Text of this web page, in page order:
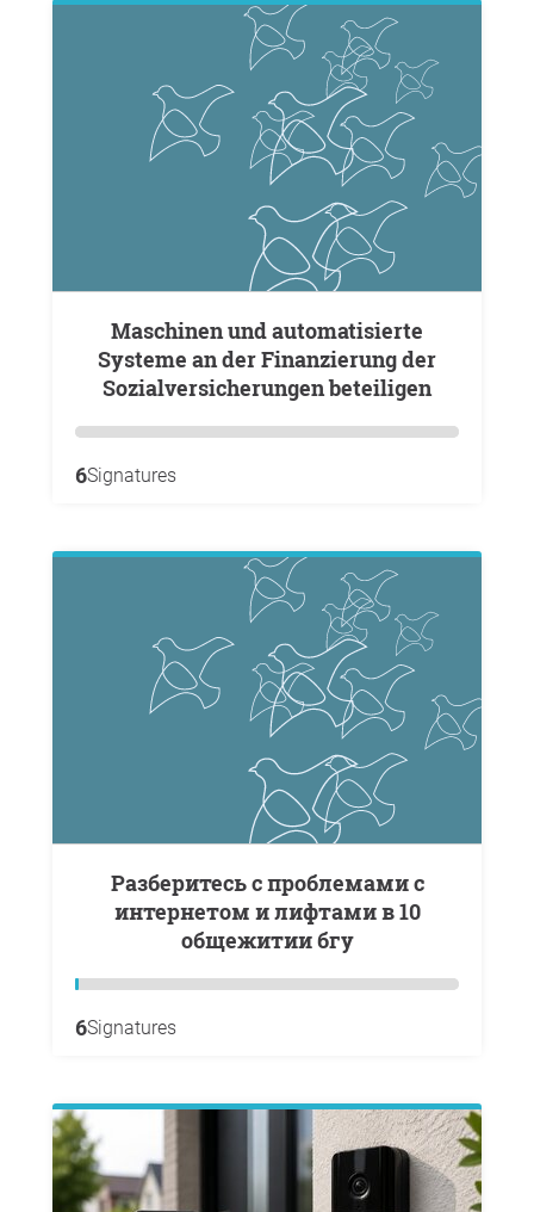
Maschinen und automatisierte
Systeme an der Finanzierung der
Sozialversicherungen beteiligen
6Signatures
Разберитесь с проблемами с
интернетом и лифтами в 10
общежитии бгу
6Signatures